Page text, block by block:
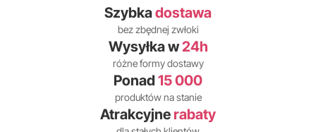
Szybkadostawa
bez zbędnej zwłoki
Wysyłka w24h
różne formy dostawy
Ponad 15 000
produktów na stanie
Atrakcyjne rabaty